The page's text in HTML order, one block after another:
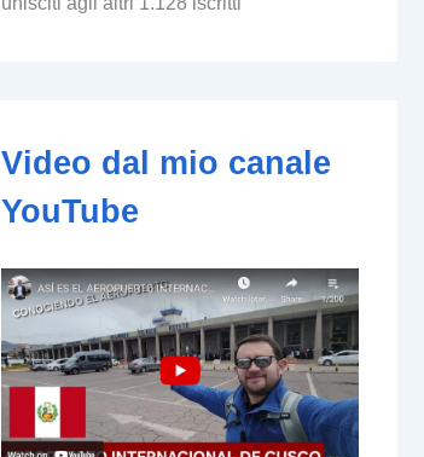
z
iVideo dal mio canale
YouTube